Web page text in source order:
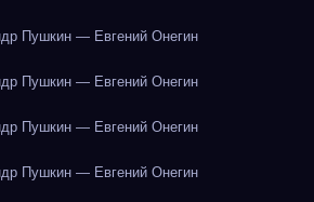
Пушкин — Евгений Онегин
Пушкин — Евгений Онегин
Пушкин — Евгений Онегин
Пушкин — Евгений Онегин